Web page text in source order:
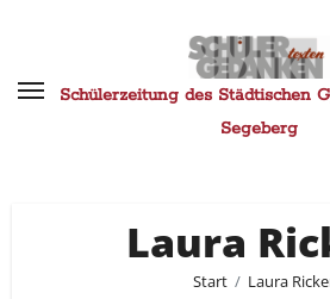
springenSchülerzeitung des Städtischen
Segeberg
Laura
Start Laura